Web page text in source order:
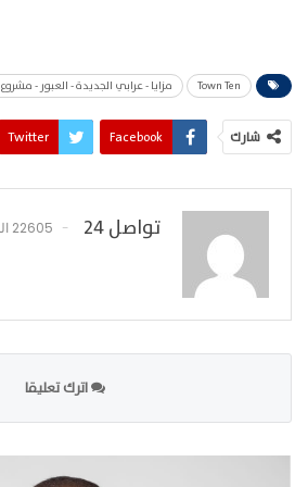
Town Ten مزايا - عرابي الجديدة - العبور - مشروع Town Ten
شارك Facebook
Twitter
تواصل 24 22605 المشاركات
اترك تعليقا